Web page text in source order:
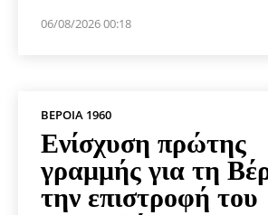
06/08/2026 00:18
ΒΕΡΟΙΑ 1960
Ενίσχυση πρώτης
γραμμής για τη
την επιστροφή του